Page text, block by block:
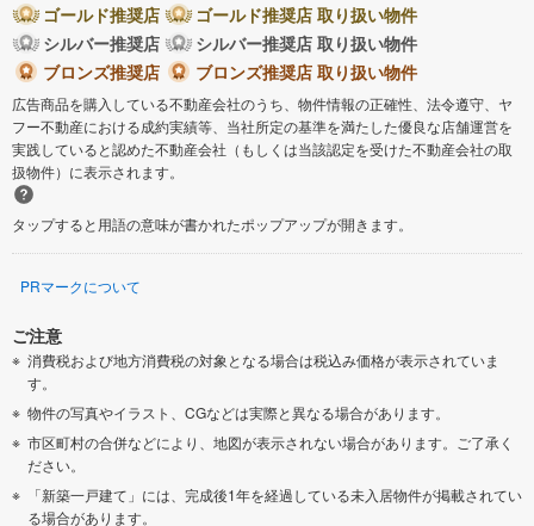
ゴールド推奨店
ゴールド推奨店 取り扱い物件
シルバー推奨店
シルバー推奨店 取り扱い物件
ブロンズ推奨店
ブロンズ推奨店 取り扱い物件
広告商品を購入している不動産会社のうち、物件情報の正確性、法令遵守、ヤ
フー不動産における成約実績等、当社所定の基準を満たした優良な店舗運営を
実践していると認めた不動産会社（もしくは当該認定を受けた不動産会社の取
扱物件）に表示されます。
タップすると用語の意味が書かれたポップアップが開きます。
PRマークについて
ご注意
消費税および地方消費税の対象となる場合は税込み価格が表示されていま
す。
物件の写真やイラスト、CGなどは実際と異なる場合があります。
市区町村の合併などにより、地図が表示されない場合があります。ご了承く
ださい。
「新築一戸建て」には、完成後1年を経過している未入居物件が掲載されてい
る場合があります。